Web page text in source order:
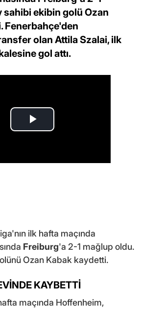
sahibi ekibin golü Ozan
Fenerbahçe'den
olan Attila Szalai, ilk
gol attı.
ilk hafta maçında
Freiburg'a 2-1 mağlup oldu.
Ozan Kabak kaydetti.
KAYBETTİ
maçında Hoffenheim,